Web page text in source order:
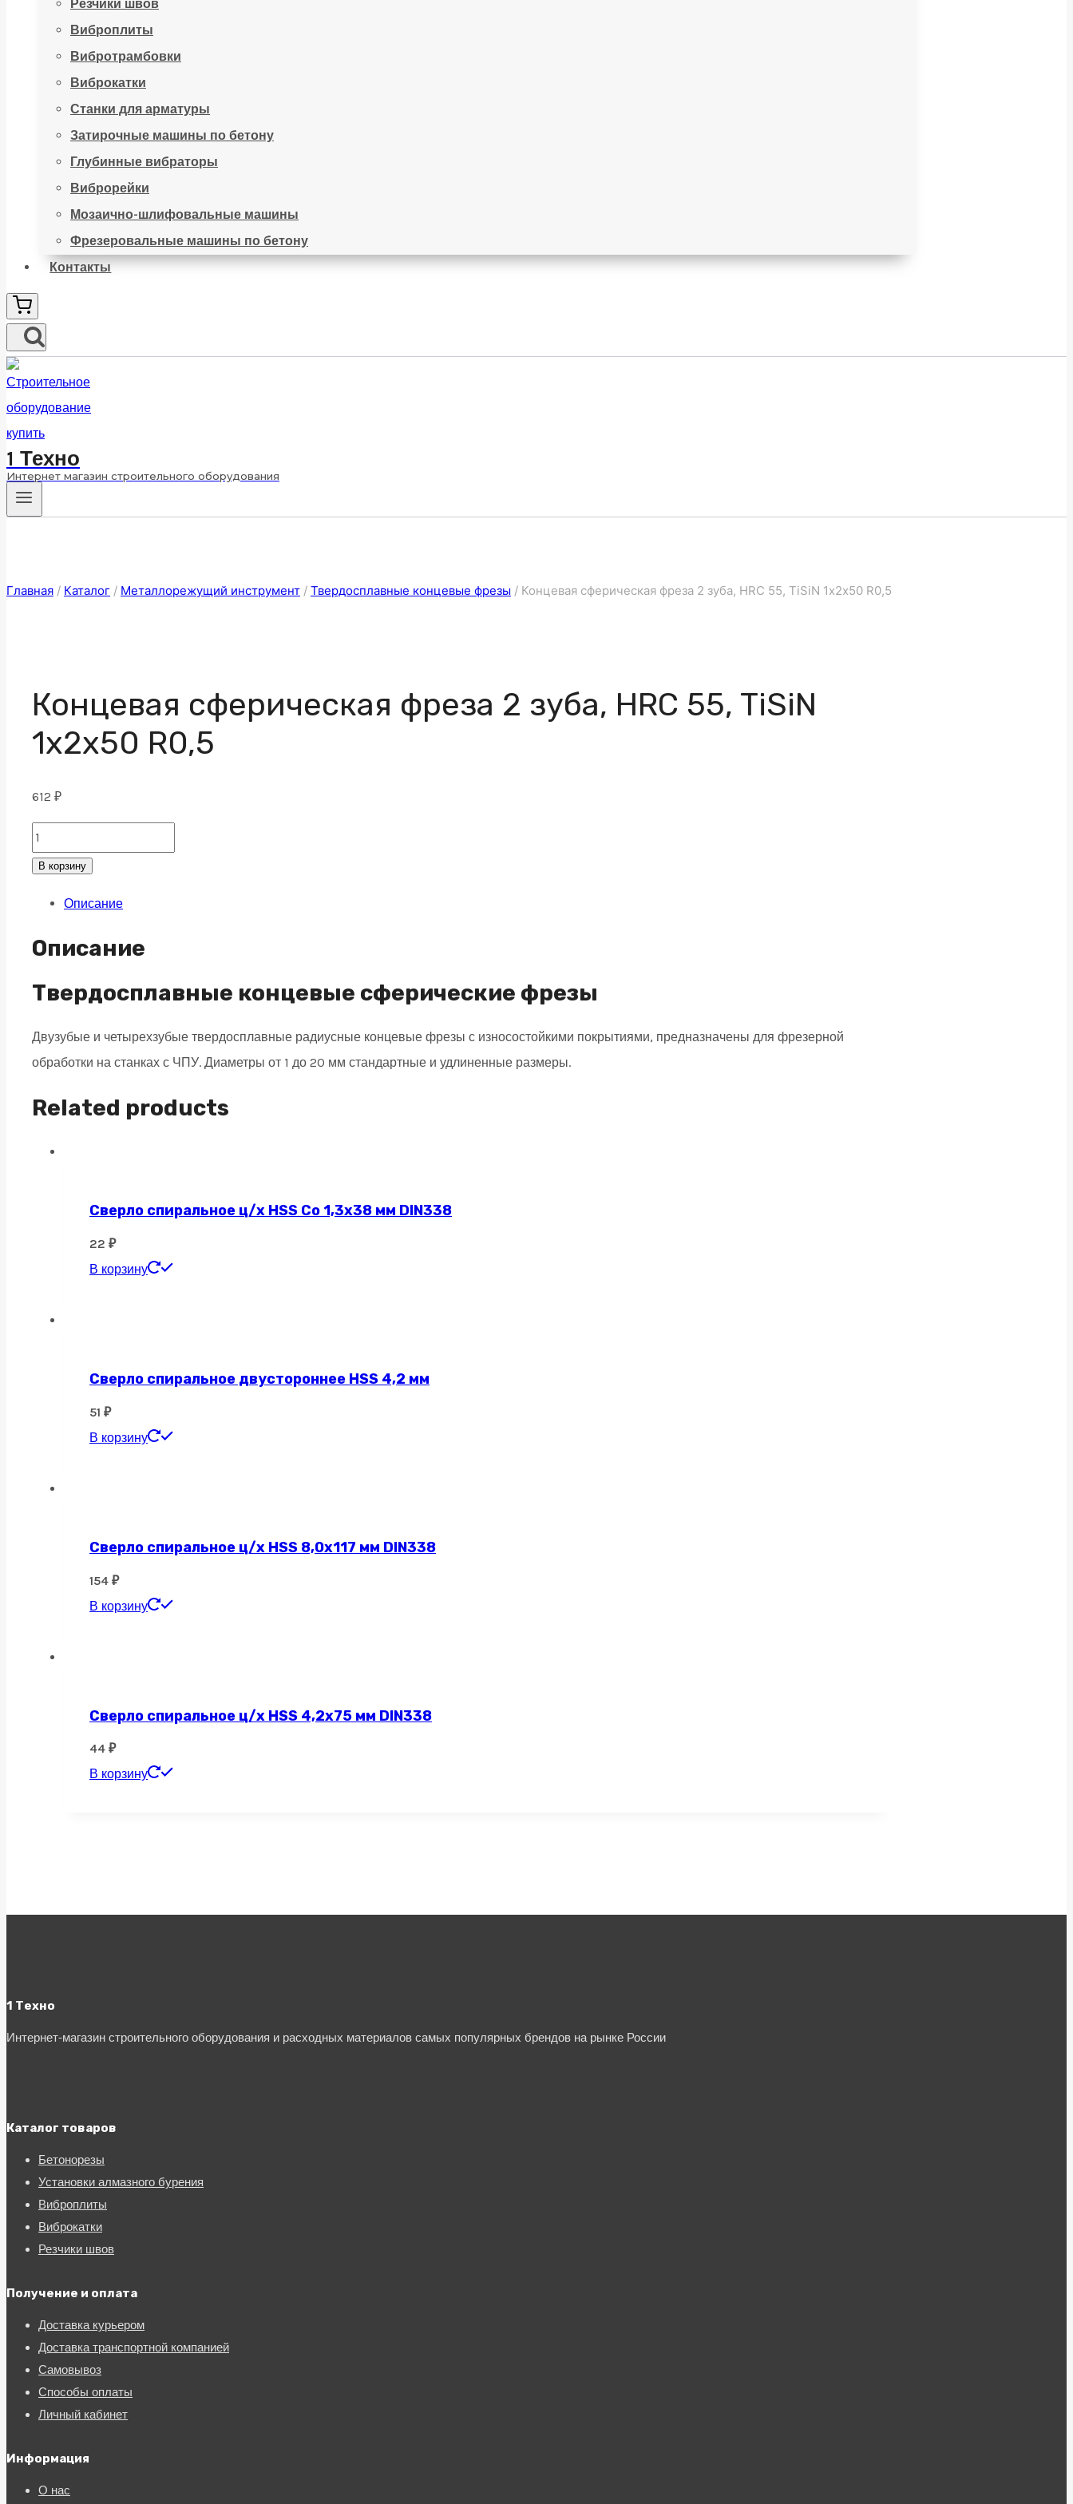
Резчики швов
Виброплиты
Вибротрамбовки
Виброкатки
Станки для арматуры
Затирочные машины по бетону
Глубинные вибраторы
Виброрейки
Мозаично-шлифовальные машины
Фрезеровальные машины по бетону
Контакты
1 Техно
Интернет магазин строительного оборудования
Главная / Каталог / Металлорежущий инструмент / Твердосплавные концевые фрезы / Концевая сферическая фреза 2 зуба, HRC 55, TiSiN 1х2х50 R0,5
Концевая сферическая фреза 2 зуба, HRC 55, TiSiN
1х2х50 R0,5
612 ₽
Концевая
сферическая
55,
1х2х50
R0,5
В корзину
Описание
Описание
Твердосплавные концевые сферические фрезы
Двузубые и четырехзубые твердосплавные радиусные концевые фрезы с износостойкими покрытиями, предназначены для фрезерной
обработки на станках с ЧПУ. Диаметры от 1 до 20 мм стандартные и удлиненные размеры.
Related products
Сверло спиральное ц/х HSS Co 1,3х38 мм DIN338
22 ₽
В корзину
Сверло спиральное двустороннее HSS 4,2 мм
51 ₽
В корзину
Сверло спиральное ц/х HSS 8,0х117 мм DIN338
154 ₽
В корзину
Сверло спиральное ц/х HSS 4,2х75 мм DIN338
44 ₽
В корзину
1 Техно
Интернет-магазин строительного оборудования и расходных материалов самых популярных брендов на рынке России
Каталог товаров
Бетонорезы
Установки алмазного бурения
Виброплиты
Виброкатки
Резчики швов
Получение и оплата
Доставка курьером
Доставка транспортной компанией
Самовывоз
Способы оплаты
Личный кабинет
Информация
О нас